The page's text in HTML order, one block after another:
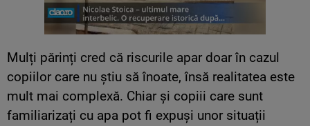
Mulți părinți cred că riscurile apar doar în cazul
copiilor care nu știu să înoate, însă realitatea este
mult mai complexă. Chiar și copiii care sunt
familiarizați cu apa pot fi expuși unor situații